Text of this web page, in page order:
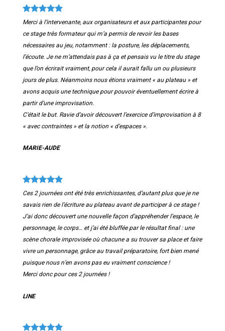
Merci à l’intervenante, aux organisateurs et aux participantes pour
ce stage très formateur qui m’a permis de revoir les bases
nécessaires au jeu, notamment : la posture, les déplacements,
l’écoute. Je ne m’attendais pas à ça et pensais vu le titre du stage
que l’on écrirait vraiment, pourcela il aurait fallu un ou plusieurs
jours de plus. Néanmoins nous étions vraiment « au plateau » et
avons acquis une technique pour pouvoir éventuellement écrire à
partir d’une improvisation.
C’était le but. Ravie d’avoir découvert l’exercice d’improvisation à 8
« avec contraintes » et la notion « d’espaces ».
MARIE-AUDE
Ces 2 journées ont été très enrichissantes, d’autant plus que je ne
savais rien de l’écriture au plateau avant de participer à ce stage !
J’ai donc découvert une nouvelle façon d’appréhenderl’espace, le
personnage, le corps… et j’ai été bluffée par le résultat final : une
scène chorale improvisée où chacune a su trouver sa place et faire
vivre un personnage, grâce au travailpréparatoire, fort bien mené
puisque nous n’en avons pas eu vraiment conscience !
Merci donc pour ces 2 journées !
LINE